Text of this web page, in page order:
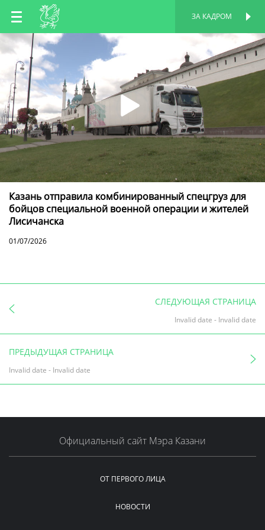
RU
TT
ЗА КАДРОМ
Казань отправила комбинированный спецгруз для
бойцов специальной военной операции и жителей
Лисичанска
01/07/2026
СЛЕДУЮЩАЯ СТРАНИЦА
Invalid date - Invalid date
ПРЕДЫДУЩАЯ СТРАНИЦА
Invalid date - Invalid date
Официальный сайт Мэра Казани
ОТ ПЕРВОГО ЛИЦА
НОВОСТИ
ПЕРСОНАЛЬНАЯ
СТРАНИЦА